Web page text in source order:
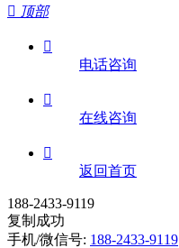
 顶部

电话咨询

在线咨询

返回首页
188-2433-9119
复制成功
手机/微信号: 188-2433-9119